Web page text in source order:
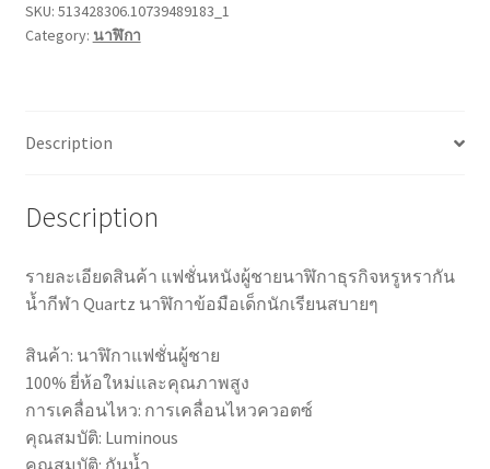
SKU: 513428306.10739489183_1
Category: นาฬิกา
Description
Description
รายละเอียดสินค้า แฟชั่นหนังผู้ชายนาฬิกาธุรกิจหรูหรากัน
น้ำกีฬา Quartz นาฬิกาข้อมือเด็กนักเรียนสบายๆ
สินค้า: นาฬิกาแฟชั่นผู้ชาย
100% ยี่ห้อใหม่และคุณภาพสูง
การเคลื่อนไหว: การเคลื่อนไหวควอตซ์
คุณสมบัติ: Luminous